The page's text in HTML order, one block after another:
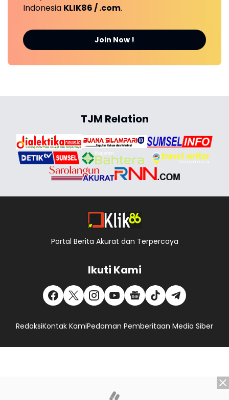
Indonesia KLIK86 / .com.
Join Now !
TJM Relation
Portal Berita Akurat dan Terpercaya
Ikuti Kami
RedaksiKontak KamiPedoman Pemberitaan Media Siber